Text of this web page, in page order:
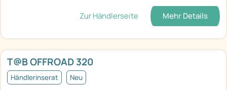
Zur Händlerseite Mehr Details
T@B OFFROAD 320
Händlerinserat Neu